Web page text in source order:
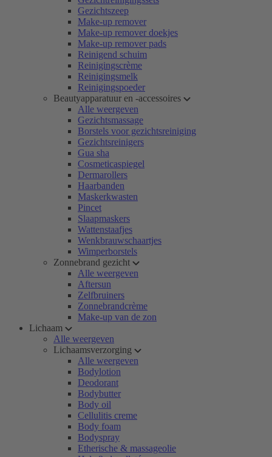
Gezichtszeep
Make-up remover
Make-up remover doekjes
Make-up remover pads
Reinigend schuim
Reinigingscrème
Reinigingsmelk
Reinigingspoeder
Beautyapparatuur en -accessoires
Alle weergeven
Gezichtsmassage
Borstels voor gezichtsreiniging
Gezichtsreinigers
Gua sha
Cosmeticaspiegel
Dermarollers
Haarbanden
Maskerkwasten
Pincet
Slaapmaskers
Wattenstaafjes
Wenkbrauwschaartjes
Wimperborstels
Zonnebrand gezicht
Alle weergeven
Aftersun
Zelfbruiners
Zonnebrandcrème
Make-up van de zon
Lichaam
Alle weergeven
Lichaamsverzorging
Alle weergeven
Bodylotion
Deodorant
Bodybutter
Body oil
Cellulitis creme
Body foam
Bodyspray
Etherische & massageolie